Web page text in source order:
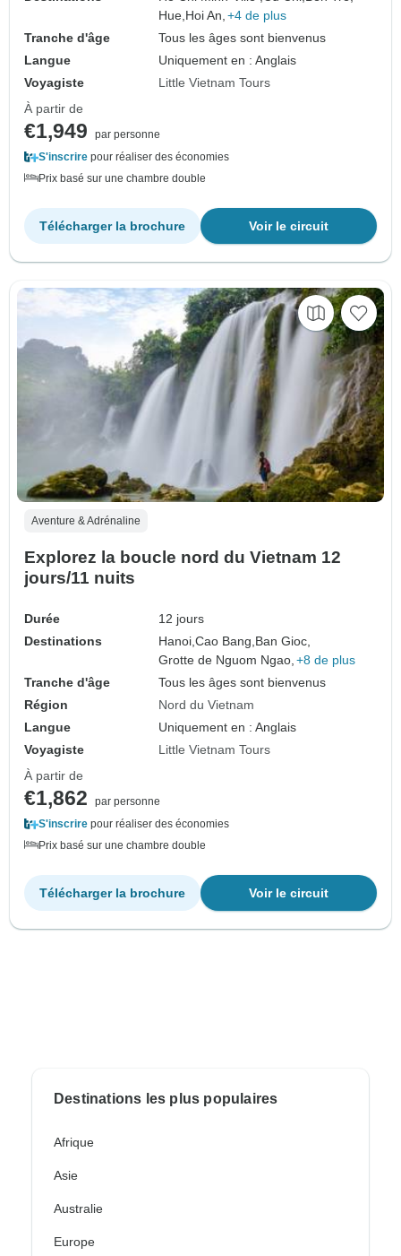
Hue,Hoi An, +4 de plus
Tranche d'âge
Tous les âges sont bienvenus
Langue
Uniquement en : Anglais
Voyagiste
Little Vietnam Tours
À partir de
€1,949
par personne
S'inscrire pour réaliser des économies
Prix basé sur une chambre double
Voir le circuit
Télécharger la brochure
Aventure & Adrénaline
Explorez la boucle nord du Vietnam 12
jours/11 nuits
Durée
12 jours
Destinations
Hanoi,Cao Bang,Ban Gioc,
Grotte de Nguom Ngao, +8 de plus
Tranche d'âge
Tous les âges sont bienvenus
Région
Nord du Vietnam
Langue
Uniquement en : Anglais
Voyagiste
Little Vietnam Tours
À partir de
€1,862
par personne
S'inscrire pour réaliser des économies
Prix basé sur une chambre double
Voir le circuit
Télécharger la brochure
Destinations les plus populaires
Afrique
Asie
Australie
Europe